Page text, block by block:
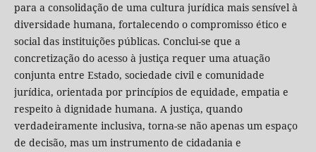
para a consolidação de uma cultura jurídica mais sensível à
diversidade humana, fortalecendo o compromisso ético e
social das instituições públicas. Conclui-se que a
concretização do acesso à justiça requer uma atuação
conjunta entre Estado, sociedade civil e comunidade
jurídica, orientada por princípios de equidade, empatia e
respeito à dignidade humana. A justiça, quando
verdadeiramente inclusiva, torna-se não apenas um espaço
de decisão, mas um instrumento de cidadania e